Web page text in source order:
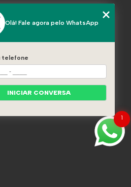
1
Olá! Fale agora pelo WhatsApp
telefone
INICIAR CONVERSA